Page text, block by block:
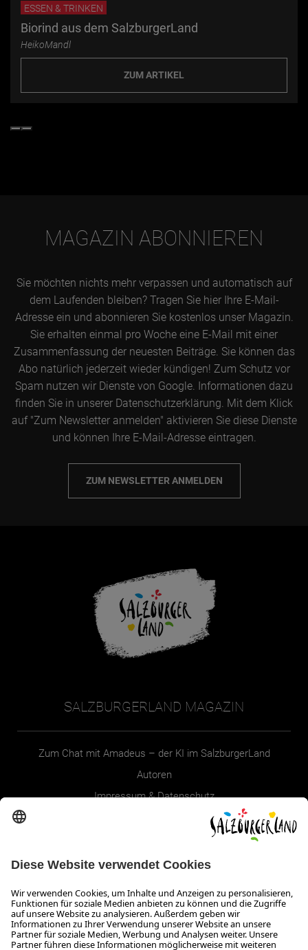
ESSEN & TRINKEN
Biorind aus dem SalzburgerLand
HeikoMandl
ZUM ARTIKEL
MAGAZIN ABONNIEREN
Sie möchten nichts mehr verpassen und automatisch auf
dem Laufenden bleiben? Tragen Sie hier Ihre E-Mail-
Adresse ein und abonnieren Sie kostenlos unser Magazin.
Sie erhalten einmal pro Woche eine E-Mail mit einer
Zusammenfassung der neuesten Beiträge. Sie können das
Abo natürlich jederzeit wieder kündigen! Zum Schutz vor
Spam nutzen wir Dienste von Google. Informationen dazu
finden Sie in unserer Datenschutzerklärung. Mit dem Klick
auf "Zum Newsletter anmelden" aktivieren Sie diese Dienste
und können Ihre E-Mail-Adresse eintragen.
ZUM NEWSLETTER ANMELDEN
SALZBURGERLAND MAGAZIN
Zum Chat mit Amadeus – der KI im SalzburgerLand
Autoren
Impressum & Datenschutz
Erklärung zur Barrierefreiheit Magazin
SALZBURGERLAND
Infos zum Urlaub im SalzburgerLand
Veranstaltungen im SalzburgerLand